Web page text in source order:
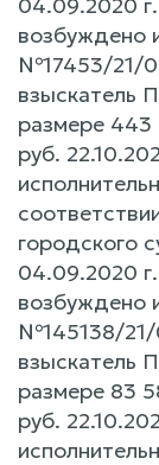
возбуждено
№17453/21/
взыскатель
размере 443
руб.
городского
04.09.2020
возбуждено
№145138/
взыскатель
размере 83
руб.